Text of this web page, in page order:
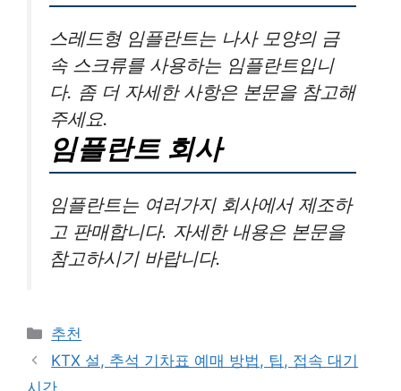
스레드형 임플란트는 나사 모양의 금
속 스크류를 사용하는 임플란트입니
다. 좀 더 자세한 사항은 본문을 참고해
주세요.
임플란트 회사
임플란트는 여러가지 회사에서 제조하
고 판매합니다. 자세한 내용은 본문을
참고하시기 바랍니다.
카
테
추천
KTX 설, 추석 기차표 예매 방법, 팁, 접속 대기